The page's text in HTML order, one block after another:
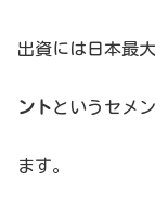
出資には日本最
ントというセメ
ます。